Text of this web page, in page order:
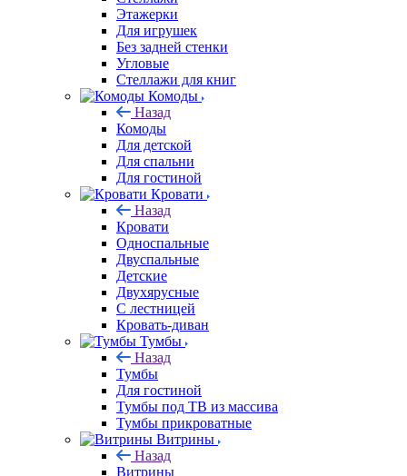
Этажерки
Для игрушек
Без задней стенки
Угловые
Стеллажи для книг
Комоды
Назад
Комоды
Для детской
Для спальни
Для гостиной
Кровати
Назад
Кровати
Односпальные
Двуспальные
Детские
Двухярусные
С лестницей
Кровать-диван
Тумбы
Назад
Тумбы
Для гостиной
Тумбы под ТВ из массива
Тумбы прикроватные
Витрины
Назад
Витрины